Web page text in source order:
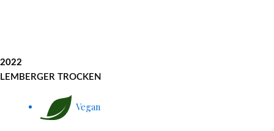
2022
LEMBERGER TROCKEN
Vegan